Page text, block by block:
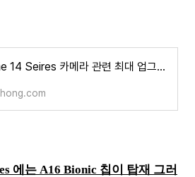
iPhone 14 Seires 카메라 관련 최대 업그레이드 예고??
에는 A16 Bionic 칩이 탑재 그러